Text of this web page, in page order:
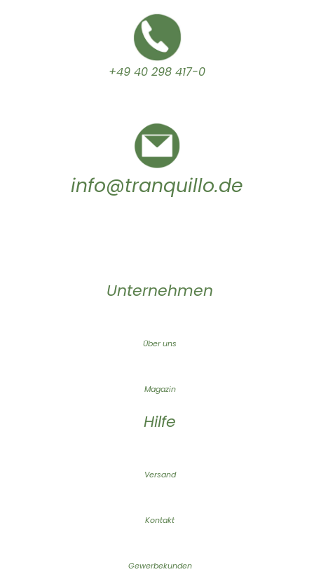
+49 40 298 417-0
info@tranquillo.de
Unternehmen
Über uns
Magazin
Hilfe
Versand
Kontakt
Gewerbekunden